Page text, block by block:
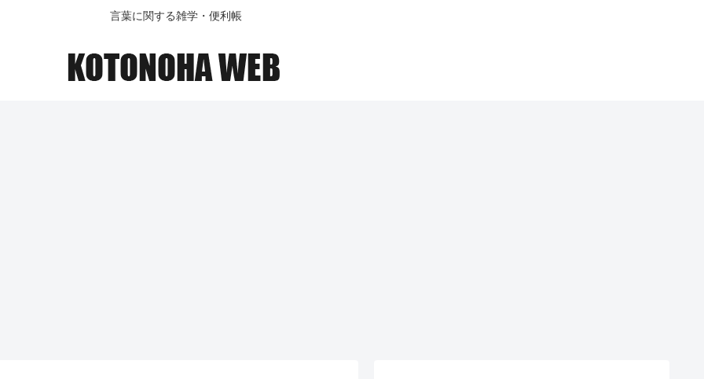
言葉に関する雑学・便利帳